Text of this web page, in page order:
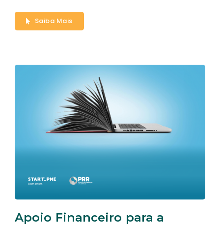
Saiba Mais
Apoio Financeiro para a